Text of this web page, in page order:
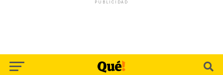
PUBLICIDAD